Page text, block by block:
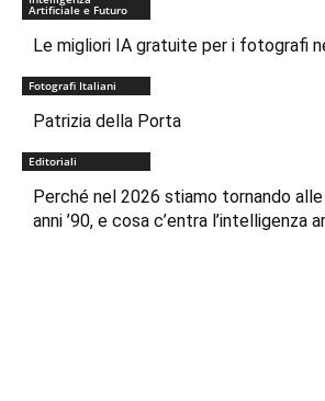
Artificiale e Futuro
Le migliori IA gratuite per i fotografi
Fotografi Italiani
Patrizia della Porta
Editoriali
Perché nel 2026 stiamo tornando
anni ’90, e cosa c’entra l’intelligenza